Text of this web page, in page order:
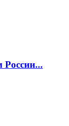
России...